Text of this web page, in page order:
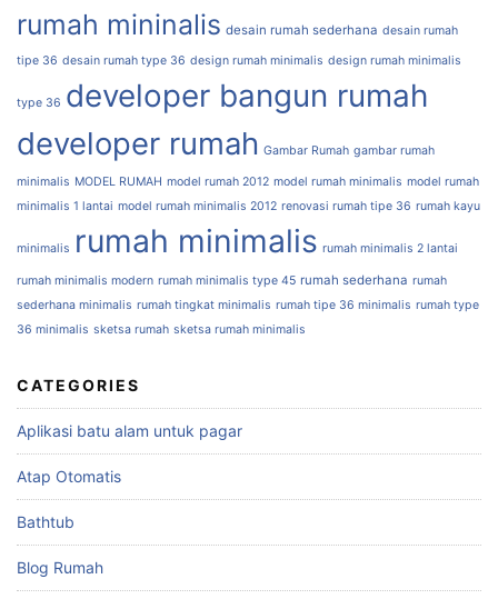
rumah mininalis desain rumah sederhana desain rumah
tipe 36 desain rumah type 36 design rumah minimalis design rumah minimalis
type 36 developer bangun rumah
developer rumah Gambar Rumah gambar rumah
minimalis MODEL RUMAH model rumah 2012 model rumah minimalis model rumah
minimalis 1 lantai model rumah minimalis 2012 renovasi rumah tipe 36 rumah kayu
minimalis rumah minimalis rumah minimalis 2 lantai
rumah minimalis modern rumah minimalis type 45 rumah sederhana rumah
sederhana minimalis rumah tingkat minimalis rumah tipe 36 minimalis rumah type
36 minimalis sketsa rumah sketsa rumah minimalis
CATEGORIES
Aplikasi batu alam untuk pagar
Atap Otomatis
Bathtub
Blog Rumah